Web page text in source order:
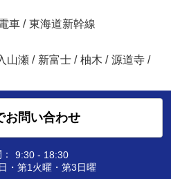
車 / 東海道新幹線
山瀬 / 新富士 / 柚木 / 源道寺 /
お問い合わせ
9:30 - 18:30
・第1火曜・第3日曜